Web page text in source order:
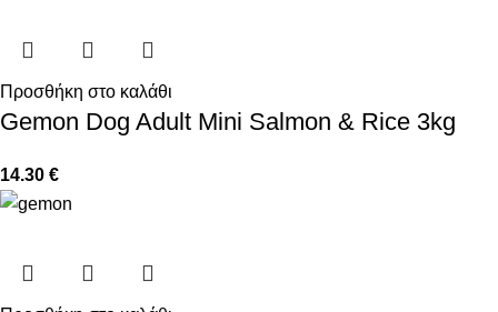
Προσθήκη στο καλάθι
Gemon Dog Adult Mini Salmon & Rice 3kg
14.30 €